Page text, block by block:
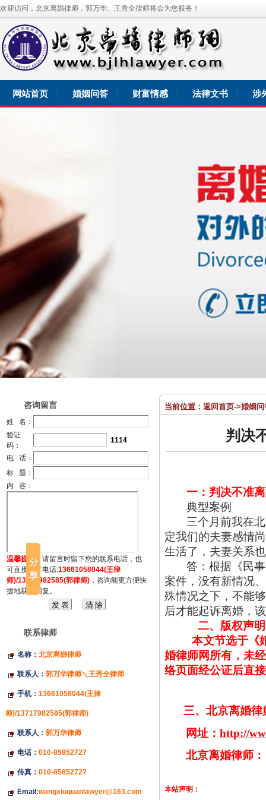
欢迎访问，北京离婚律师，郭万华、王秀全律师将会为您服务！
网站首页 婚姻问答 财富情感 法律文书 涉
咨询留言
姓 名：
验证
码：
1114
电 话：
标 题：
内 容：
温馨提示： 请留言时留下您的联系电话，也
可直接拔打电话:13661058044(王律
师)/13717982585(郭律师)，咨询能更方便快
捷地获得回复。
联系律师
名称： 北京离婚律师
联系人： 郭万华律师＼王秀全律师
手机： 13661058044(王律
师)/13717982585(郭律师)
联系人： 郭万华律师
电话： 010-85852727
传真： 010-85852727
Email:wangxiuquanlawyer@163.com
当前位置： 返回首页->婚姻问
判决
一：判决不准
典型案例
三个月前我在
定我们的夫妻感情
生活了，夫妻关系
答：根据《民
案件，没有新情况
殊情况之下，不能
后才能起诉离婚，
二、版权声明
本文节选于《
婚律师网所有，未
络页面经公证后直
三、北京离婚
网址：http://
北京离婚律师：
本站声明：